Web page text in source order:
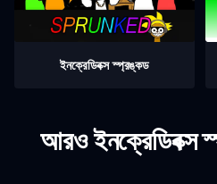
ইনক্রেডিবক্স স্প্রঙ্কড
আরও ইনক্রেডিবক্স